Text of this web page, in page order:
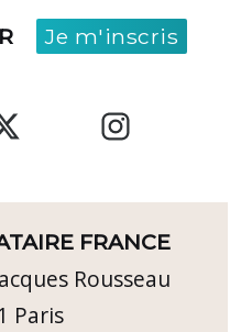
Je m'inscris
FRANCE
Rousseau
Paris